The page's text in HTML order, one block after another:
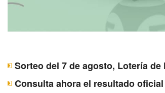
Sorteo del 7 de agosto, Lotería de
Consulta ahora el resultado